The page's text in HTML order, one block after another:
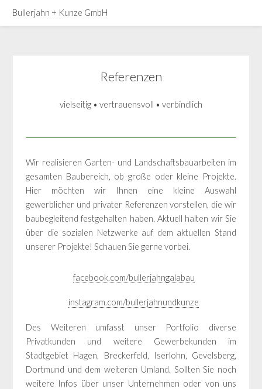
Bullerjahn + Kunze GmbH
Referenzen
vielseitig • vertrauensvoll • verbindlich
Wir realisieren Garten- und Landschaftsbauarbeiten im
gesamten Baubereich, ob große oder kleine Projekte.
Hier möchten wir Ihnen eine kleine Auswahl
gewerblicher und privater Referenzen vorstellen, die wir
baubegleitend festgehalten haben. Aktuell halten wir Sie
über die sozialen Netzwerke auf dem aktuellen Stand
unserer Projekte! Schauen Sie gerne vorbei.
facebook.com/bullerjahngalabau
instagram.com/bullerjahnundkunze
Des Weiteren umfasst unser Portfolio diverse
Privatkunden und weitere Gewerbekunden im
Stadtgebiet Hagen, Breckerfeld, Iserlohn, Gevelsberg,
Dortmund und dem weiteren Umland. Sollten Sie noch
weitere Infos über unser Unternehmen oder von uns